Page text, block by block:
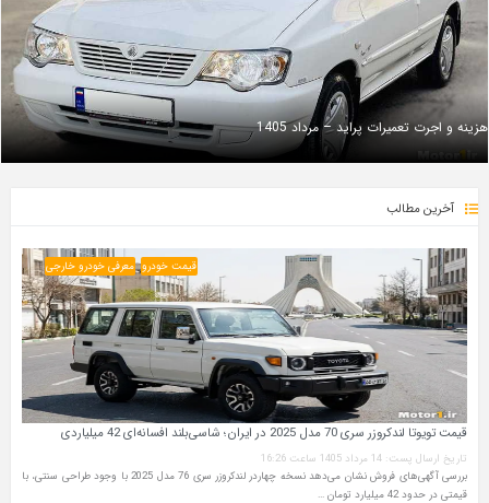
هزینه و اجرت تعمیرات پراید – مرداد 1405
آخرین مطالب
قیمت خودرو معرفی خودرو خارجی
قیمت تویوتا لندکروزر سری 70 مدل 2025 در ایران؛ شاسی‌بلند افسانه‌ای 42 میلیاردی
تاریخ ارسال پست: 14 مرداد 1405 ساعت 16:26
بررسی آگهی‌های فروش نشان می‌دهد نسخه چهاردر لندکروزر سری 76 مدل 2025 با وجود طراحی سنتی، با
قیمتی در حدود 42 میلیارد تومان …